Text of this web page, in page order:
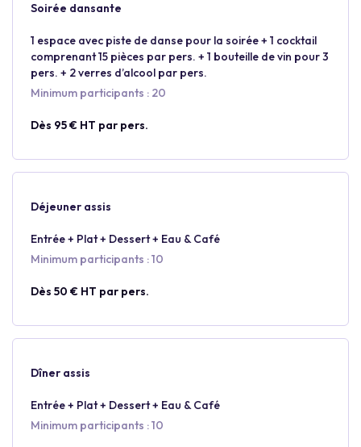
Soirée dansante
1 espace avec piste de danse pour la soirée + 1 cocktail
comprenant 15 pièces par pers. + 1 bouteille de vin pour 3
pers. + 2 verres d’alcool par pers.
Minimum participants : 20
Dès 95 € HT par pers.
Déjeuner assis
Entrée + Plat + Dessert + Eau & Café
Minimum participants : 10
Dès 50 € HT par pers.
Dîner assis
Entrée + Plat + Dessert + Eau & Café
Minimum participants : 10